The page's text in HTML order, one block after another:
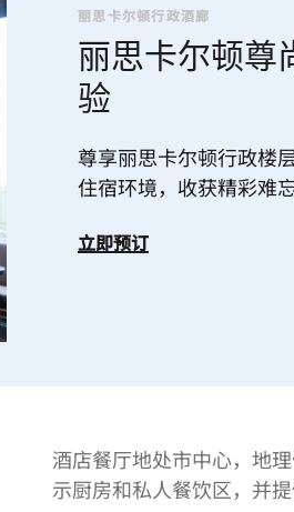
丽思卡尔顿行政酒廊
丽思卡尔顿尊
验
尊享丽思卡尔顿行政楼
住宿环境，收获精彩难忘
立即预订
酒店餐厅地处市中心，地
示厨房和私人餐饮区，并